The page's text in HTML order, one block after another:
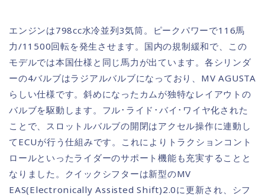
エンジンは798cc水冷並列3気筒。ピークパワーで116馬
力/11500回転を発生させます。国内の規制緩和で、この
モデルでは本国仕様と同じ馬力が出ています。各シリンダ
ーの4バルブはラジアルバルブになっており、MV AGUSTA
らしい仕様です。斜めになったカムが独特なレイアウトの
バルブを駆動します。フル･ライド･バイ･ワイヤ化された
ことで、スロットルバルブの開閉はアクセル操作に連動し
てECUが行う仕組みです。これによりトラクションコント
ロールといったライダーのサポート機能も充実することと
なりました。クイックシフターは新型のMV
EAS(Electronically Assisted Shift)2.0に更新され、シフ